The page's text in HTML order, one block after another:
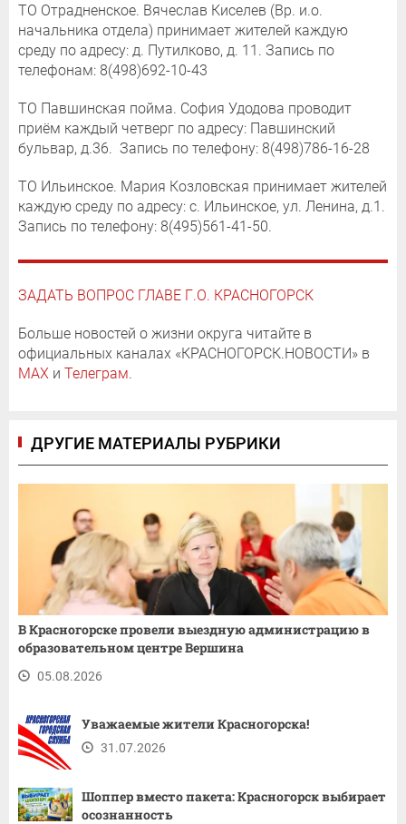
ТО Отрадненское. Вячеслав Киселев (Вр. и.о.
начальника отдела) принимает жителей каждую
среду по адресу: д. Путилково, д. 11. Запись по
телефонам: 8(498)692-10-43
ТО Павшинская пойма. София Удодова проводит
приём каждый четверг по адресу: Павшинский
бульвар, д.36. Запись по телефону: 8(498)786-16-28
ТО Ильинское. Мария Козловская принимает жителей
каждую среду по адресу: с. Ильинское, ул. Ленина, д.1.
Запись по телефону: 8(495)561-41-50.
ЗАДАТЬ ВОПРОС ГЛАВЕ Г.О. КРАСНОГОРСК
Больше новостей о жизни округа читайте в
официальных каналах «КРАСНОГОРСК.НОВОСТИ» в
MAX и Телеграм.
ДРУГИЕ МАТЕРИАЛЫ РУБРИКИ
В Красногорске провели выездную администрацию в
образовательном центре Вершина
05.08.2026
Уважаемые жители Красногорска!
31.07.2026
Шоппер вместо пакета: Красногорск выбирает
осознанность